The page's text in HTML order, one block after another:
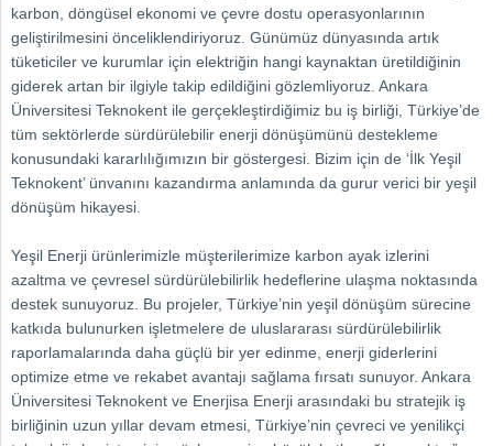
karbon, döngüsel ekonomi ve çevre dostu operasyonlarının
geliştirilmesini önceliklendiriyoruz. Günümüz dünyasında artık
tüketiciler ve kurumlar için elektriğin hangi kaynaktan üretildiğinin
giderek artan bir ilgiyle takip edildiğini gözlemliyoruz. Ankara
Üniversitesi Teknokent ile gerçekleştirdiğimiz bu iş birliği, Türkiye’de
tüm sektörlerde sürdürülebilir enerji dönüşümünü destekleme
konusundaki kararlılığımızın bir göstergesi. Bizim için de ‘İlk Yeşil
Teknokent’ ünvanını kazandırma anlamında da gurur verici bir yeşil
dönüşüm hikayesi.
Yeşil Enerji ürünlerimizle müşterilerimize karbon ayak izlerini
azaltma ve çevresel sürdürülebilirlik hedeflerine ulaşma noktasında
destek sunuyoruz. Bu projeler, Türkiye’nin yeşil dönüşüm sürecine
katkıda bulunurken işletmelere de uluslararası sürdürülebilirlik
raporlamalarında daha güçlü bir yer edinme, enerji giderlerini
optimize etme ve rekabet avantajı sağlama fırsatı sunuyor. Ankara
Üniversitesi Teknokent ve Enerjisa Enerji arasındaki bu stratejik iş
birliğinin uzun yıllar devam etmesi, Türkiye’nin çevreci ve yenilikçi